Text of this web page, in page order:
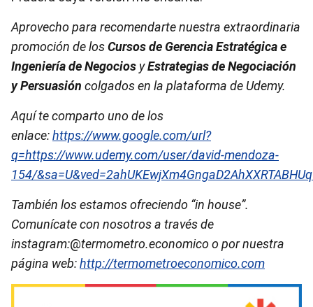
Aprovecho para recomendarte nuestra extraordinaria
promoción de losCursos de Gerencia Estratégica e
Ingeniería de Negocios yEstrategias de Negociación
y Persuasión colgados en la plataforma de Udemy.
Aquí te comparto uno de los
enlace:https://www.google.com/url?
q=https://www.udemy.com/user/david-mendoza-
154/
También los estamos ofreciendo “in house”.
Comunícate con nosotros a través de
instagram:@termometro.economico o por nuestra
página web:http://termometroeconomico.com